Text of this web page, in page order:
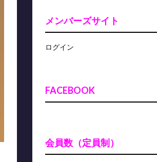
メンバーズサイト
ログイン
FACEBOOK
会員数（定員制）